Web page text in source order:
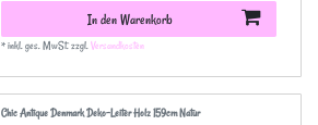
In den Warenkorb
*inkl. ges. MwSt.zzgl.Versandkosten
Chic Antique Denmark Deko-Leiter Holz 159cm Natur